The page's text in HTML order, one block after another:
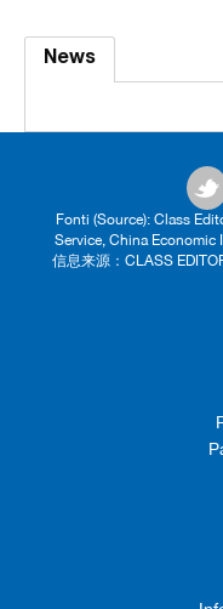
News
Fonti (Source): Class
Service, China Economic
信息来源：CLASS